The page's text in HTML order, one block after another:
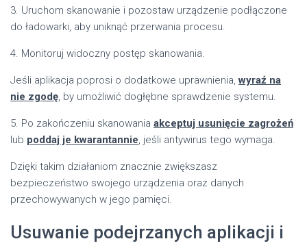
3. Uruchom skanowanie i pozostaw urządzenie podłączone
do ładowarki, aby uniknąć przerwania procesu.
4. Monitoruj widoczny postęp skanowania.
Jeśli aplikacja poprosi o dodatkowe uprawnienia,wyraź na
nie zgodę, by umożliwić dogłębne sprawdzenie systemu.
5. Po zakończeniu skanowania akceptuj usunięcie zagrożeń
lub poddaj je kwarantannie, jeśli antywirus tego wymaga.
Dzięki takim działaniom znacznie zwiększasz
bezpieczeństwo swojego urządzenia oraz danych
przechowywanych w jego pamięci.
Usuwanie podejrzanych aplikacji i